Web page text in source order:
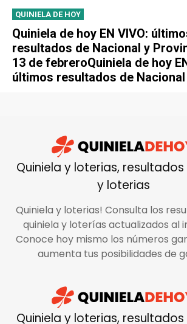
QUINIELA DE HOY
Quiniela de hoy EN VIVO:
resultados de Nacional y
13 de febreroQuiniela de hoy
últimos resultados de